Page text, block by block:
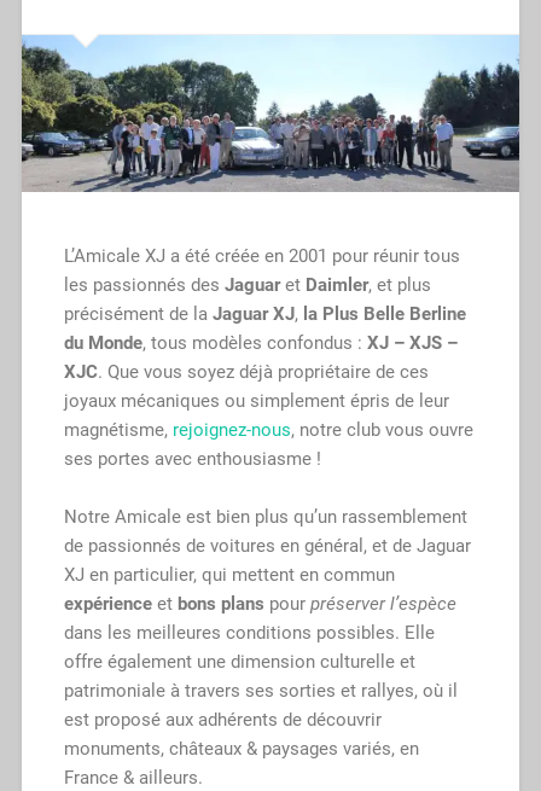
L’Amicale XJ a été créée en 2001 pour réunir tous
les passionnés des Jaguaret Daimler, et plus
précisément de la Jaguar XJ, la Plus Belle Berline
du Monde, tous modèles confondus : XJ – XJS –
XJC. Que vous soyez déjà propriétaire de ces
joyaux mécaniques ou simplement épris de leur
magnétisme, rejoignez-nous, notre club vous ouvre
ses portes avec enthousiasme !
Notre Amicale est bien plus qu’un rassemblement
de passionnés de voitures en général, et de Jaguar
XJ en particulier, qui mettent en commun
expérienceet bons plans pour préserver l’espèce
dans les meilleures conditions possibles. Elle
offre également une dimension culturelle et
patrimoniale à travers ses sorties et rallyes, où il
est proposé aux adhérents de découvrir
monuments, châteaux & paysages variés, en
France & ailleurs.